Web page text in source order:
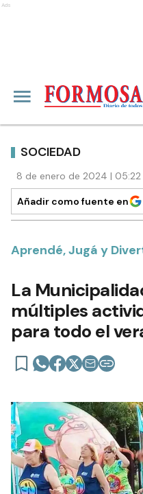
Ads
SOCIEDAD
8 de enero de 2024 |
Añadir como fuente en
Aprendé, Jugá y
La
múltiples
para todo el